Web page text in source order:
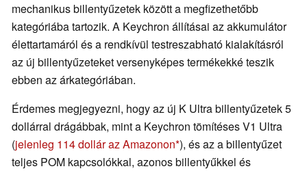
mechanikus billentyűzetek között a megfizethetőbb
kategóriába tartozik. A Keychron állításai az akkumulátor
élettartamáról és a rendkívül testreszabható kialakításról
az új billentyűzeteket versenyképes termékekké teszik
ebben az árkategóriában.
Érdemes megjegyezni, hogy az új K Ultra billentyűzetek 5
dollárral drágábbak, mint a Keychron tömítéses V1 Ultra
(jelenleg 114 dollár az Amazonon ), és az a billentyűzet
teljes POM kapcsolókkal, azonos billentyűkkel és